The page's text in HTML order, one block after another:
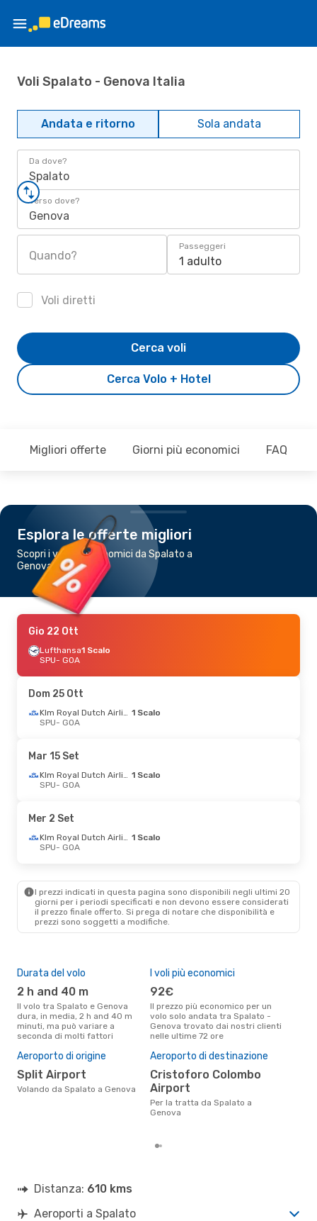
Voli Spalato - Genova Italia
Andata e ritorno Sola andata
Da dove?
Spalato
Verso dove?
Genova
Quando?
Passeggeri
1 adulto
Voli diretti
Cerca Volo + Hotel
Cerca voli
Migliori offerte Giorni più economici FAQ
Esplora le offerte migliori
Scopri i voli più economici da Spalato a
Genova
Gio 22 Ott
Lufthansa1 Scalo
SPU- GOA
Dom 25 Ott
Klm Royal Dutch Airlines 1 Scalo
SPU- GOA
Mar 15 Set
Klm Royal Dutch Airlines 1 Scalo
SPU- GOA
Mer 2 Set
Klm Royal Dutch Airlines 1 Scalo
SPU- GOA
I prezzi indicati in questa pagina sono disponibili negli ultimi 20
giorni per i periodi specificati e non devono essere considerati
il ​​prezzo finale offerto. Si prega di notare che disponibilità e
prezzi sono soggetti a modifiche.
Durata del volo
2 h and 40 m
Il volo tra Spalato e Genova
dura, in media, 2 h and 40 m
minuti, ma può variare a
seconda di molti fattori
I voli più economici
92€
Il prezzo più economico per un
volo solo andata tra Spalato -
Genova trovato dai nostri clienti
nelle ultime 72 ore
Aeroporto di origine
Split Airport
Volando da Spalato a Genova
Aeroporto di destinazione
Cristoforo Colombo
Airport
Per la tratta da Spalato a
Genova
Distanza: 610 kms
Aeroporti a Spalato